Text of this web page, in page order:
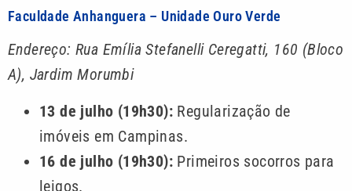
Faculdade Anhanguera – Unidade Ouro Verde
Endereço: Rua Emília Stefanelli Ceregatti, 160 (Bloco
A), Jardim Morumbi
13 de julho (19h30): Regularização de
imóveis em Campinas.
16 de julho (19h30): Primeiros socorros para
leigos.